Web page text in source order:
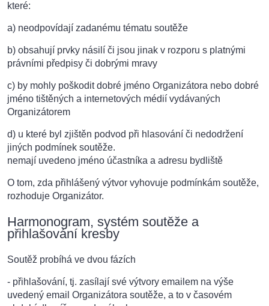
které:
a) neodpovídají zadanému tématu soutěže
b) obsahují prvky násilí či jsou jinak v rozporu s platnými
právními předpisy či dobrými mravy
c) by mohly poškodit dobré jméno Organizátora nebo dobré
jméno tištěných a internetových médií vydávaných
Organizátorem
d) u které byl zjištěn podvod při hlasování či nedodržení
jiných podmínek soutěže.
nemají uvedeno jméno účastníka a adresu bydliště
O tom, zda přihlášený výtvor vyhovuje podmínkám soutěže,
rozhoduje Organizátor.
Harmonogram, systém soutěže a
přihlašování kresby
Soutěž probíhá ve dvou fázích
- přihlašování, tj. zasílají své výtvory emailem na výše
uvedený email Organizátora soutěže, a to v časovém